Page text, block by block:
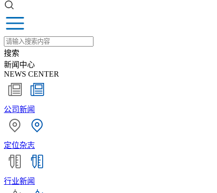
搜索
新闻中心
NEWS CENTER
公司新闻
定位杂志
行业新闻